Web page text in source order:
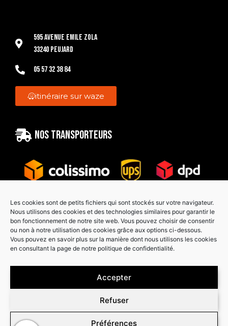
Les cookies sont de petits fichiers qui sont stockés sur votre navigateur.
Nous utilisons des cookies et des technologies similaires pour garantir le
bon fonctionnement de notre site web. Vous pouvez choisir de consentir
ou non à notre utilisation des cookies grâce aux options ci-dessous.
Vous pouvez en savoir plus sur la manière dont nous utilisons les cookies
en consultant la page de notre politique de confidentialité.
Accepter
Refuser
Préférences
595 Avenue Emile Zola
33240 Peujard
05 57 32 38 84
itinéraire sur waze
Nos transporteurs
Paiement sécurisé